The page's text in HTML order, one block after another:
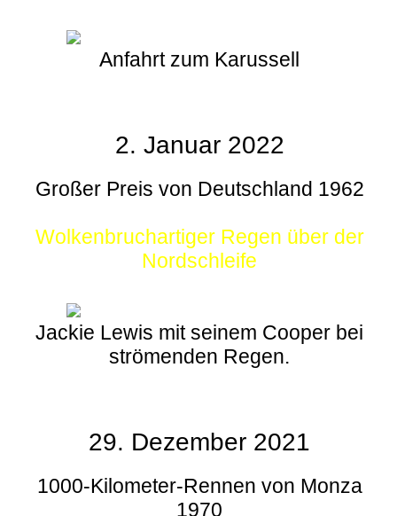
Anfahrt zum Karussell
2. Januar 2022
Großer Preis von Deutschland 1962
Wolkenbruchartiger Regen über der
Nordschleife
Jackie Lewis mit seinem Cooper bei
strömenden Regen.
29. Dezember 2021
1000-Kilometer-Rennen von Monza
1970